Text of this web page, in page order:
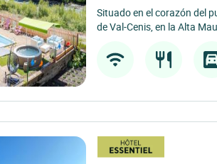
Situado en el corazón del
de Val-Cenis, en la Alta